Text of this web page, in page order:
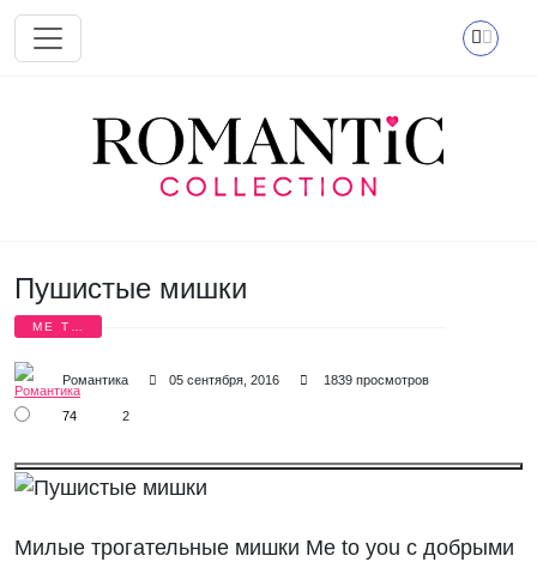
Перейти к основному содержанию
Пушистые мишки
ME TO
Романтика 05 сентября, 2016 1839 просмотров
74 2
Милые трогательные мишки Me to you с добрыми